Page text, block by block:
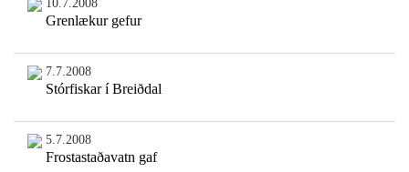
10.7.2008
Grenlækur gefur
7.7.2008
Stórfiskar í Breiðdal
5.7.2008
Frostastaðavatn gaf